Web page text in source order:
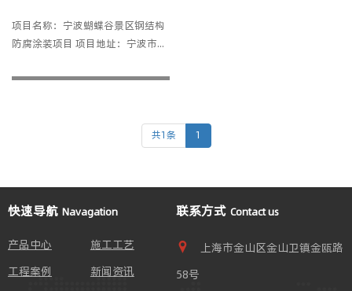
项目名称：宁波蝴蝶谷景区钢结构
防腐涂装项目 项目地址：宁波市...
共1条 1
快速导航 Navagation
产品中心 施工工艺
工程案例 新闻资讯
联系方式 Contact us
上海市金山区金山卫镇金瓯路
58号